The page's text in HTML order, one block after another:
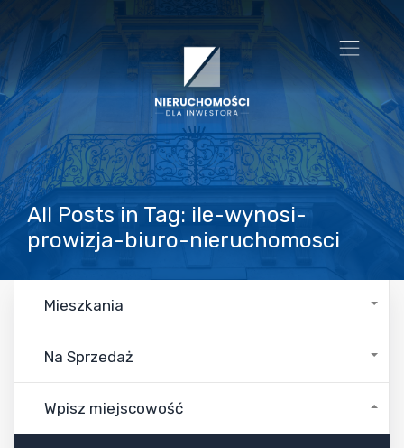
All Posts in Tag: ile-wynosi-
prowizja-biuro-nieruchomosci
Mieszkania
Na Sprzedaż
Wpisz miejscowość